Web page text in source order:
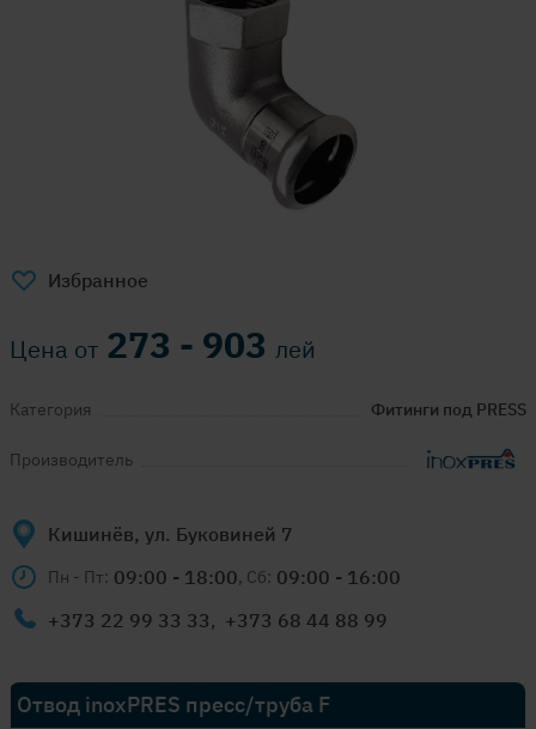
Избранное
Цена от 273 - 903 лей
Категория Фитинги под PRESS
Производитель
Кишинёв, ул. Буковиней 7
Пн - Пт: 09:00 - 18:00, Сб: 09:00 - 16:00
+373 22 99 33 33, +373 68 44 88 99
Отвод inoxPRES пресс/труба F